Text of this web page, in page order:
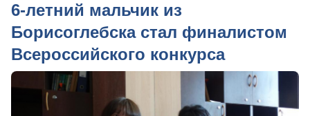
6-летний мальчик из
Борисоглебска стал финалистом
Всероссийского конкурса